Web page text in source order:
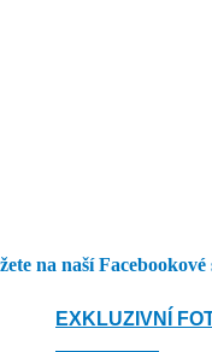
na naší Facebookové
EXKLUZIVNÍ